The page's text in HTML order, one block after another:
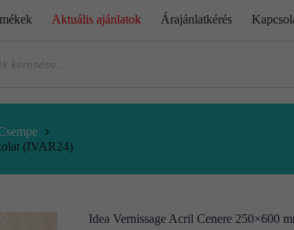
Aktuális ajánlatok Árajánlatkérés
(IVAR24)
Idea Vernissage Acril Cenere 250×600